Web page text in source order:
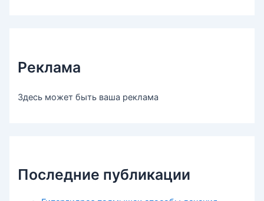
Реклама
Здесь может быть ваша реклама
Последние публикации